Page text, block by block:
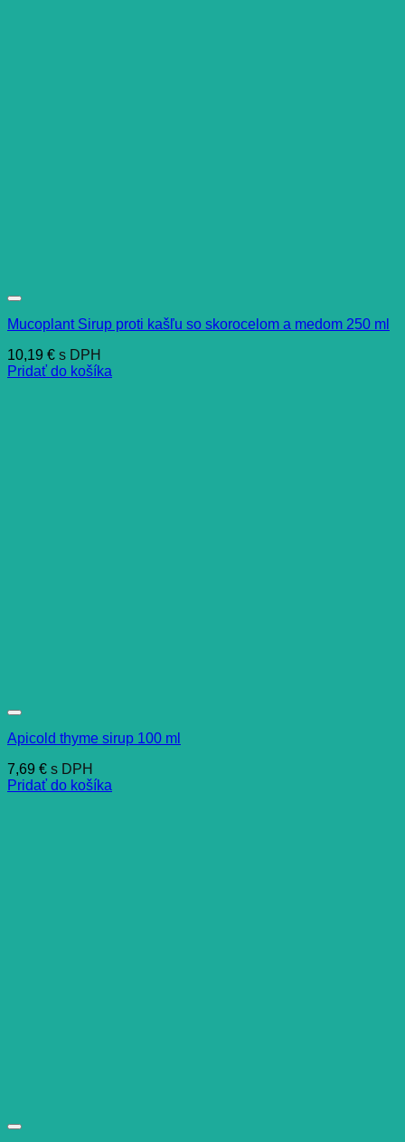
Mucoplant Sirup proti kašľu so skorocelom a medom 250 ml
10,19 € s DPH
Pridať do košíka
Apicold thyme sirup 100 ml
7,69 € s DPH
Pridať do košíka